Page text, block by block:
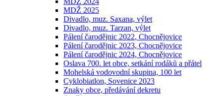
MDŽ 2025
Divadlo, muz. Saxana, výlet
Divadlo, muz. Tarzan, výlet
Pálení čarodějnic 2022, Chocnějovice
Pálení čarodějnic 2023, Chocnějovice
Pálení čarodějnic 2024, Chocnějovice
Oslava 700. let obce, setkání rodáků a přátel
Mohelská vodovodní skupina, 100 let
Cyklobiatlon, Sovenice 2023
Znaky obce, předávání dekretu